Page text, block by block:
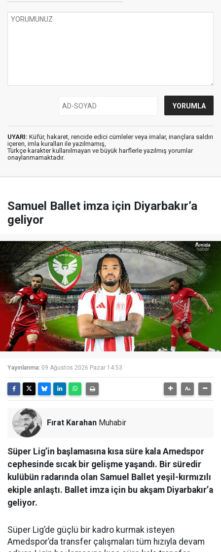
UYARI: Küfür, hakaret, rencide edici cümleler veya imalar, inançlara saldırı
içeren, imla kuralları ile yazılmamış,
Türkçe karakter kullanılmayan ve büyük harflerle yazılmış yorumlar
onaylanmamaktadır.
Samuel Ballet imza için Diyarbakır’a
geliyor
Yayınlanma: 09 Ağustos 2026 Pazar 14:53
Fırat Karahan Muhabir
Süper Lig’in başlamasına kısa süre kala Amedspor
cephesinde sıcak bir gelişme yaşandı. Bir süredir
kulübün radarında olan Samuel Ballet yeşil-kırmızılı
ekiple anlaştı. Ballet imza için bu akşam Diyarbakır’a
geliyor.
Süper Lig’de güçlü bir kadro kurmak isteyen
Amedspor’da transfer çalışmaları tüm hızıyla devam